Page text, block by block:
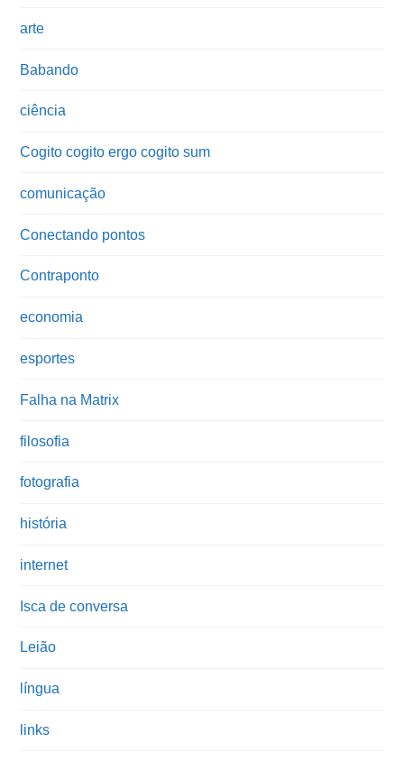
arte
Babando
ciência
Cogito cogito ergo cogito sum
comunicação
Conectando pontos
Contraponto
economia
esportes
Falha na Matrix
filosofia
fotografia
história
internet
Isca de conversa
Leião
língua
links